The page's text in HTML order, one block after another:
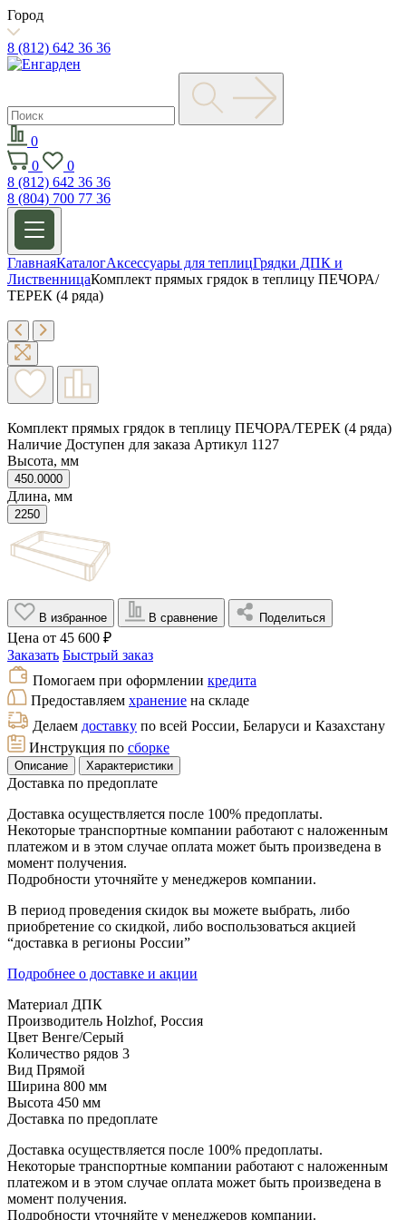
Город
8 (812) 642 36 36
0
0
0
8 (812) 642 36 36
8 (804) 700 77 36
ГлавнаяКаталогАксессуары для теплицГрядки ДПК и
ЛиственницаКомплект прямых грядок в теплицу ПЕЧОРА/
ТЕРЕК (4 ряда)
Комплект прямых грядок в теплицу ПЕЧОРА/ТЕРЕК (4 ряда)
Наличие Доступен для заказа Артикул 1127
Высота, мм
450.0000
Длина, мм
2250
В избранное В сравнение Поделиться
Цена от 45 600 ₽
Заказать Быстрый заказ
Помогаем при оформлении кредита
Предоставляем хранение на складе
Делаем доставку по всей России, Беларуси и Казахстану
Инструкция по сборке
Описание Характеристики
Доставка по предоплате
Доставка осуществляется после 100% предоплаты.
Некоторые транспортные компании работают с наложенным
платежом и в этом случае оплата может быть произведена в
момент получения.
Подробности уточняйте у менеджеров компании.
В период проведения скидок вы можете выбрать, либо
приобретение со скидкой, либо воспользоваться акцией
“доставка в регионы России”
Подробнее о доставке и акции
Материал ДПК
Производитель Holzhof, Россия
Цвет Венге/Серый
Количество рядов 3
Вид Прямой
Ширина 800 мм
Высота 450 мм
Доставка по предоплате
Доставка осуществляется после 100% предоплаты.
Некоторые транспортные компании работают с наложенным
платежом и в этом случае оплата может быть произведена в
момент получения.
Подробности уточняйте у менеджеров компании.